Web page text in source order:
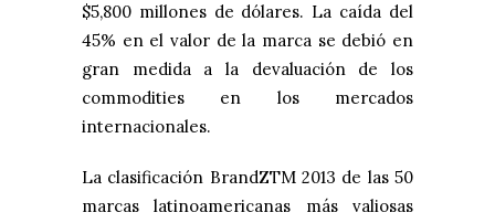
$5,800 millones de dólares. La caída del
45% en el valor de la marca se debió en
gran medida a la devaluación de los
commodities en los mercados
internacionales.
La clasificación BrandZTM 2013 de las 50
marcas latinoamericanas más valiosas